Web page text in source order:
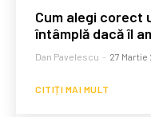
Cum alegi corect
întâmplă dacă îl
Dan Pavelescu - 27 Martie
CITIȚI MAI MULT